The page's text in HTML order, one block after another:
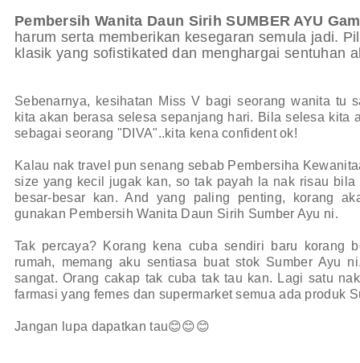
Pembersih Wanita Daun Sirih SUMBER AYU
harum serta memberikan kesegaran semula jadi.
klasik yang sofistikated dan menghargai sentuhan
Sebenarnya, kesihatan Miss V bagi seorang wanita tu
kita akan berasa selesa sepanjang hari. Bila selesa kita
sebagai seorang "DIVA"..kita kena confident ok!
Kalau nak travel pun senang sebab Pembersiha
size yang kecil jugak kan, so tak payah la nak risau bila
besar-besar kan. And yang paling penting, korang
gunakan Pembersih Wanita Daun Sirih Sumber Ayu ni.
Tak percaya? Korang kena cuba sendiri baru korang
rumah, memang aku sentiasa buat stok Sumber Ayu
sangat. Orang cakap tak cuba tak tau kan. Lagi satu
farmasi yang femes dan supermarket semua ada produk
Jangan lupa dapatkan tau😊😊😊